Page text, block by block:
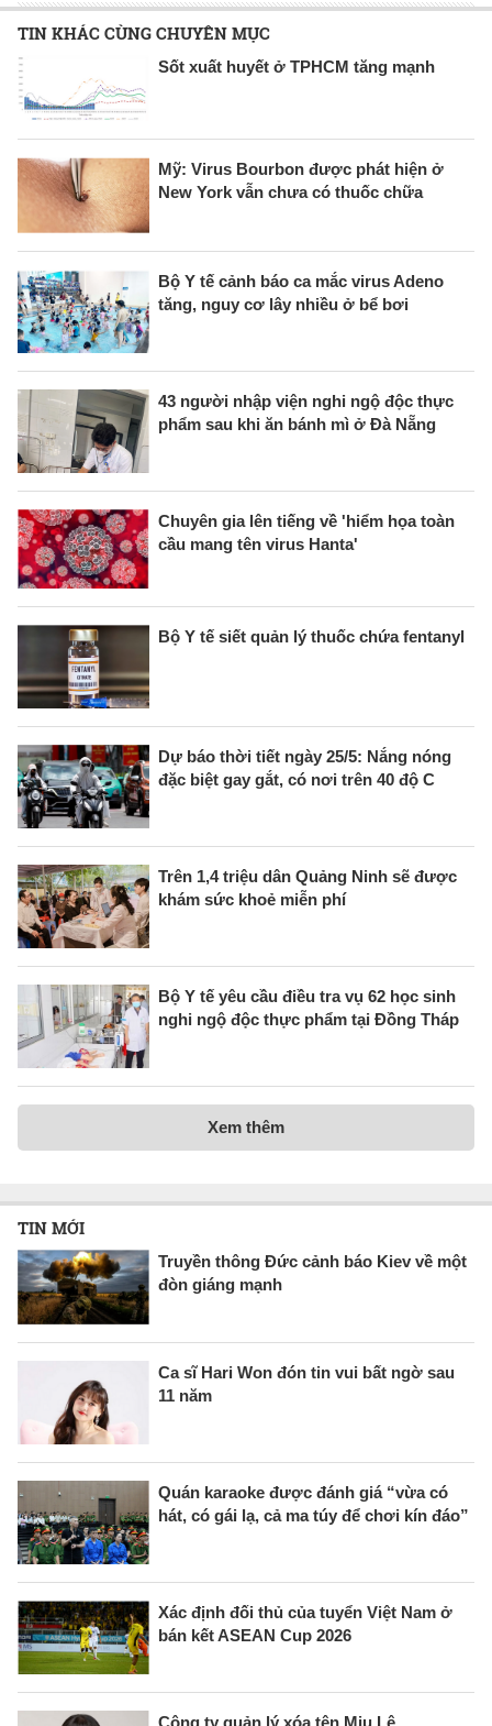
TIN KHÁC CÙNG CHUYÊN MỤC
Sốt xuất huyết ở TPHCM tăng mạnh
Mỹ: Virus Bourbon được phát hiện ở
New York vẫn chưa có thuốc chữa
Bộ Y tế cảnh báo ca mắc virus Adeno
tăng, nguy cơ lây nhiều ở bể bơi
43 người nhập viện nghi ngộ độc thực
phẩm sau khi ăn bánh mì ở Đà Nẵng
Chuyên gia lên tiếng về 'hiểm họa toàn
cầu mang tên virus Hanta'
Bộ Y tế siết quản lý thuốc chứa fentanyl
Dự báo thời tiết ngày 25/5: Nắng nóng
đặc biệt gay gắt, có nơi trên 40 độ C
Trên 1,4 triệu dân Quảng Ninh sẽ được
khám sức khoẻ miễn phí
Bộ Y tế yêu cầu điều tra vụ 62 học sinh
nghi ngộ độc thực phẩm tại Đồng Tháp
Xem thêm
TIN MỚI
Truyền thông Đức cảnh báo Kiev về một
đòn giáng mạnh
Ca sĩ Hari Won đón tin vui bất ngờ sau
11 năm
Quán karaoke được đánh giá “vừa có
hát, có gái lạ, cả ma túy để chơi kín đáo”
Xác định đối thủ của tuyển Việt Nam ở
bán kết ASEAN Cup 2026
Công ty quản lý xóa tên Miu Lê